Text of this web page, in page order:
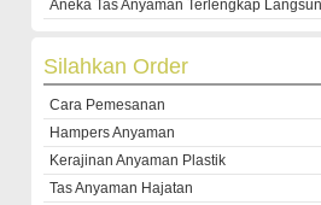
Aneka Tas Anyaman Terlengkap
Silahkan Order
Cara Pemesanan
Hampers Anyaman
Kerajinan Anyaman Plastik
Tas Anyaman Hajatan